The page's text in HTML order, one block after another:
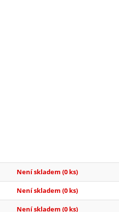
Není skladem (0 ks)
Není skladem (0 ks)
Není skladem (0 ks)